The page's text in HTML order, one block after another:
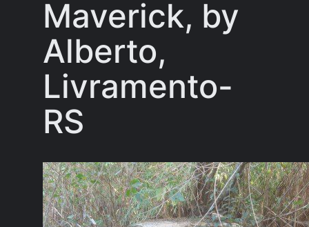
Maverick, by
Alberto,
Livramento-
RS